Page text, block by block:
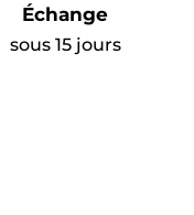
Échange
sous 15 jours